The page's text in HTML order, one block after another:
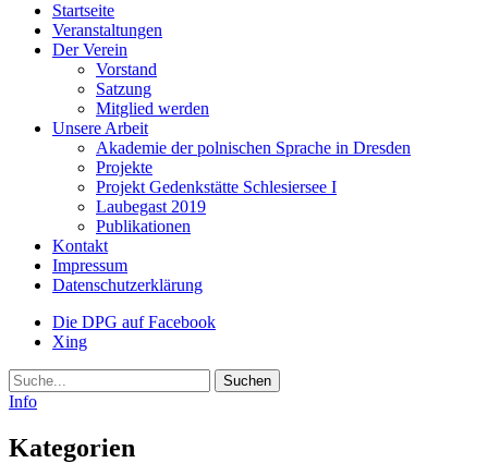
Startseite
Veranstaltungen
Der Verein
Vorstand
Satzung
Mitglied werden
Unsere Arbeit
Akademie der polnischen Sprache in Dresden
Projekte
Projekt Gedenkstätte Schlesiersee I
Laubegast 2019
Publikationen
Kontakt
Impressum
Datenschutzerklärung
Die DPG auf Facebook
Xing
Suche
Info
Kategorien